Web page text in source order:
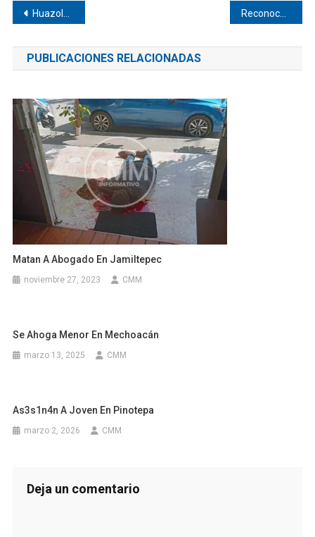
Navegación
de
entradas
Huazolotitlán hará historia en la Guelaguetza 2026
PUBLICACIONES RELACIONADAS
Matan A Abogado En Jamiltepec
noviembre 27, 2023 CMM
Se Ahoga Menor En Mechoacán
marzo 13, 2025 CMM
As3s1n4n A Joven En Pinotepa
marzo 2, 2026 CMM
Deja un comentario